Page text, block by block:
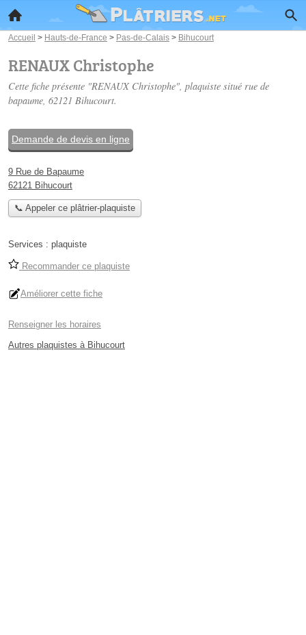
Accueil > Hauts-de-France > Pas-de-Calais > Bihucourt
RENAUX Christophe
Cette fiche présente "RENAUX Christophe", plaquiste situé rue de
bapaume, 62121 Bihucourt.
Demande de devis en ligne
9 Rue de Bapaume
62121 Bihucourt
📞 Appeler ce plâtrier-plaquiste
Services : plaquiste
Recommander ce plaquiste
Améliorer cette fiche
Renseigner les horaires
Autres plaquistes à Bihucourt